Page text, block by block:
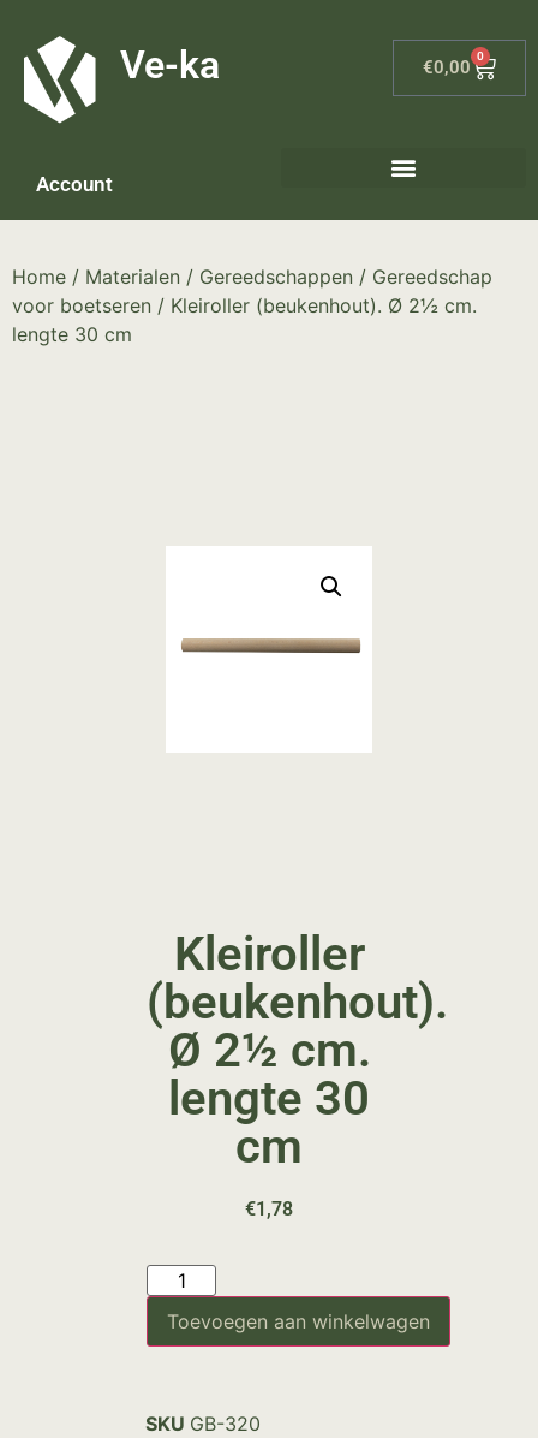
Ve-ka €0,00
0
Account
Home / Materialen / Gereedschappen / Gereedschap
voor boetseren / Kleiroller (beukenhout). Ø 2½ cm.
lengte 30 cm
Kleiroller
(beukenhout).
Ø 2½ cm.
lengte 30
cm
€1,78
Toevoegen aan winkelwagen
SKU GB-320